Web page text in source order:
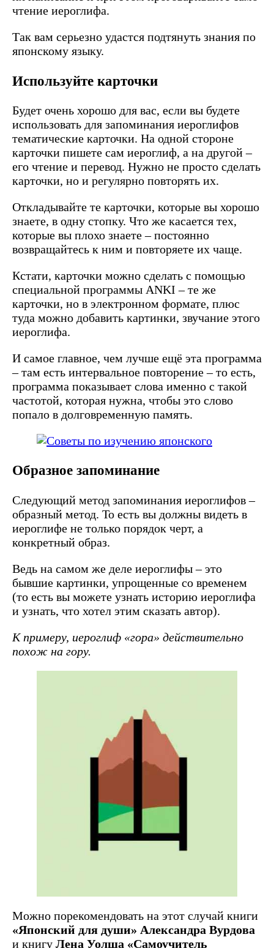
чтение иероглифа.
Так вам серьезно удастся подтянуть знания по
японскому языку.
Используйте карточки
Будет очень хорошо для вас, если вы будете
использовать для запоминания иероглифов
тематические карточки. На одной стороне
карточки пишете сам иероглиф, а на другой –
его чтение и перевод. Нужно не просто сделать
карточки, но и регулярно повторять их.
Откладывайте те карточки, которые вы хорошо
знаете, в одну стопку. Что же касается тех,
которые вы плохо знаете – постоянно
возвращайтесь к ним и повторяете их чаще.
Кстати, карточки можно сделать с помощью
специальной программы ANKI – те же
карточки, но в электронном формате, плюс
туда можно добавить картинки, звучание этого
иероглифа.
И самое главное, чем лучше ещё эта программа
– там есть интервальное повторение – то есть,
программа показывает слова именно с такой
частотой, которая нужна, чтобы это слово
попало в долговременную память.
Образное запоминание
Следующий метод запоминания иероглифов –
образный метод. То есть вы должны видеть в
иероглифе не только порядок черт, а
конкретный образ.
Ведь на самом же деле иероглифы – это
бывшие картинки, упрощенные со временем
(то есть вы можете узнать историю иероглифа
и узнать, что хотел этим сказать автор).
К примеру, иероглиф «гора» действительно
похож на гору.
Можно порекомендовать на этот случай книги
«Японский для души» Александра Вурдова
и книгу Лена Уолша «Самоучитель